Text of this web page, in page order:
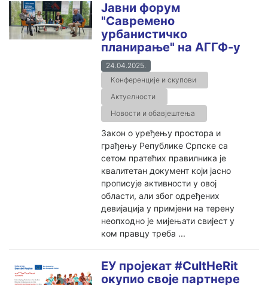
Јавни форум
"Савремено
урбанистичко
планирање" на АГГФ-у
24.04.2025.
Конференције и скупови
Актуелности
Новости и обавјештења
Закон о уређењу простора и
грађењу Републике Српске са
сетом пратећих правилника је
квалитетан документ који јасно
прописује активности у овој
области, али због одређених
девијација у примјени на терену
неопходно је мијењати свијест у
ком правцу треба ...
ЕУ пројекат #CultHeRit
окупио своје партнере